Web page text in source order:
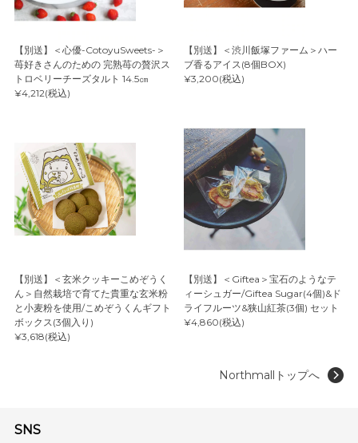
【別送】＜心優-CotoyuSweets-＞
苺好きさんのための 完熟苺の贅沢ス
トロベリーチーズタルト 14.5㎝
¥4,212(税込)
【別送】＜渋川飯塚ファーム＞ハー
ブ香るアイス(8個BOX)
¥3,200(税込)
【別送】＜玄米クッキーこめぞうく
ん＞自然栽培で育てた貴重な玄米粉
と小麦粉を使用/こめぞうくんギフト
ボックス(3個入り)
¥3,618(税込)
【別送】＜Giftea＞宝石のようなテ
ィーシュガー/Giftea Sugar(4個)&ド
ライフルーツ&狭山紅茶(3個) セット
¥4,860(税込)
Northmallトップへ
SNS